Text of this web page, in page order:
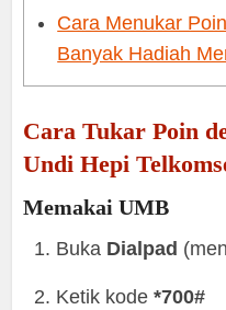
Cara Menukar
Banyak Hadiah
Cara Tukar Poin
Undi Hepi
Memakai UMB
Buka Dialpad
Ketik kode*700#